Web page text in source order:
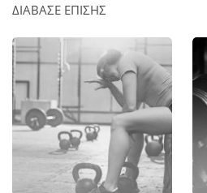
ΔΙΑΒΑΣΕ ΕΠΙΣΗΣ